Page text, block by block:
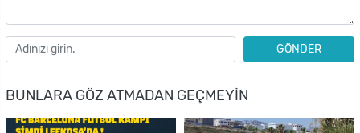
GÖNDER
BUNLARA GÖZ ATMADAN GEÇMEYIN